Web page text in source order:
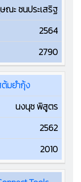
ณะ ชนประเสริฐ
2564
2790
มยำกุ้ง
นงนุช พิสูตร
2562
2010